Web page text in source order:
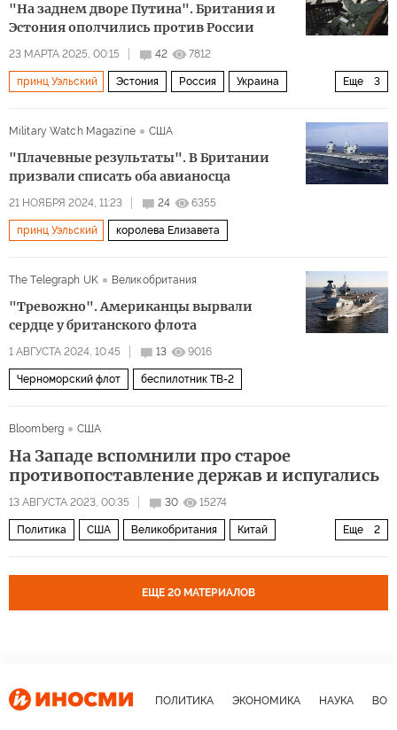
"На заднем дворе Путина". Британия и
Эстония ополчились против России
23 МАРТА 2025, 00:15 42 7812
Еще 3
принц Уэльский Эстония Россия Украина
Military Watch Magazine
США
"Плачевные результаты". В Британии
призвали списать оба авианосца
21 НОЯБРЯ 2024, 11:23 24 6355
принц Уэльский королева Елизавета
The Telegraph UK Великобритания
"Тревожно". Американцы вырвали
сердце у британского флота
1 АВГУСТА 2024, 10:45 13 9016
Черноморский флот беспилотник TB-2
Bloomberg США
На Западе вспомнили про старое
противопоставление держав и испугались
13 АВГУСТА 2023, 00:35 30 15274
Еще 2
Политика США Великобритания Китай
ЕЩЕ 20 МАТЕРИАЛОВ
ПОЛИТИКА ЭКОНОМИКА НАУКА